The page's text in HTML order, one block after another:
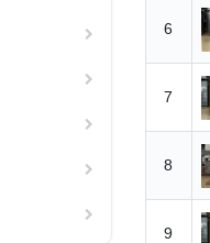
6
7
8
9